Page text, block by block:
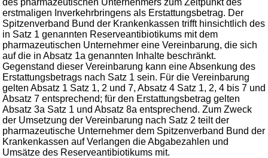
des pharmazeutischen Unternehmers zum Zeitpunkt des
erstmaligen Inverkehrbringens als Erstattungsbetrag. Der
Spitzenverband Bund der Krankenkassen trifft hinsichtlich des
in Satz 1 genannten Reserveantibiotikums mit dem
pharmazeutischen Unternehmer eine Vereinbarung, die sich
auf die in Absatz 1a genannten Inhalte beschränkt.
Gegenstand dieser Vereinbarung kann eine Absenkung des
Erstattungsbetrags nach Satz 1 sein. Für die Vereinbarung
gelten Absatz 1 Satz 1, 2 und 7, Absatz 4 Satz 1, 2, 4 bis 7 und
Absatz 7 entsprechend; für den Erstattungsbetrag gelten
Absatz 3a Satz 1 und Absatz 8a entsprechend. Zum Zweck
der Umsetzung der Vereinbarung nach Satz 2 teilt der
pharmazeutische Unternehmer dem Spitzenverband Bund der
Krankenkassen auf Verlangen die Abgabezahlen und
Umsätze des Reserveantibiotikums mit.